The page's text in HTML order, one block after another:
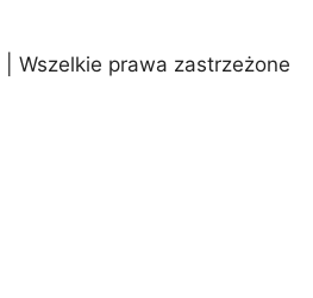
Wszelkie prawa zastrzeżone